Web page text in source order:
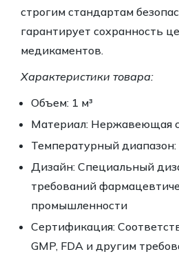
строгим стандартам
гарантирует сохранность
медикаментов.
Характеристики товара:
Объем: 1 м³
Материал: Нержавеющая
Температурный диапазон:
Дизайн: Специальный
требований
промышленности
Сертификация:
GMP, FDA и другим